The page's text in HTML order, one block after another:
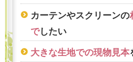
カーテンやスクリーンの
でしたい
大きな生地での現物見本